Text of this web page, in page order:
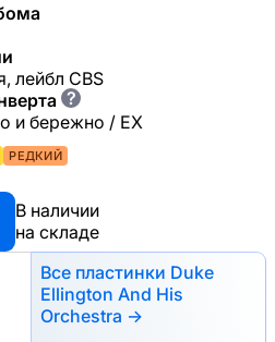
лейбл CBS
?
и бережно / EX
РЕДКИЙ
В наличии
на складе
Все пластинки Duke
Ellington And His
Orchestra →